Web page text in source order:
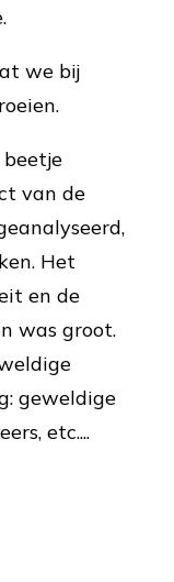
we bij
van de
Het
en de
was groot.
geweldige
etc....